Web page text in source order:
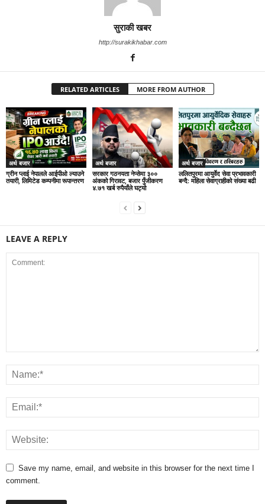
सुराकी खबर
http://surakikhabar.com
RELATED ARTICLES MORE FROM AUTHOR
अर्थ बजार
ग्रीन प्लाई नेपालले आईपीओ ल्याउने
तयारी, लिमिटेड कम्पनीमा रूपान्तरण
अर्थ बजार
सरकार गठनयता नेप्सेमा ३००
अंकको गिरावट, बजार पुँजीकरण
४.७१ खर्ब रुपैयाँले घट्यो
अर्थ बजार
ललितपुरमा आयुर्वेद सेवा प्रभावकारी
बन्दै: महिला सेवाग्राहीको संख्या बढी
LEAVE A REPLY
Save my name, email, and website in this browser for the next time I
comment.